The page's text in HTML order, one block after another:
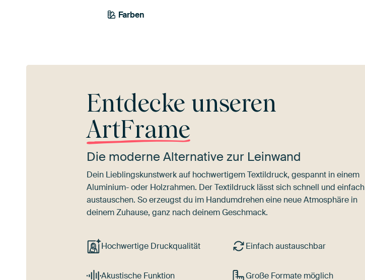
Farben
Taupe
Entdecke unseren
ArtFrame
Die moderne Alternative zur Leinwand
Dein Lieblingskunstwerk auf hochwertigem Textildruck, gespannt in einem
Aluminium- oder Holzrahmen. Der Textildruck lässt sich schnell und einfach
austauschen. So erzeugst du im Handumdrehen eine neue Atmosphäre in
deinem Zuhause, ganz nach deinem Geschmack.
Hochwertige Druckqualität Einfach austauschbar
Akustische Funktion Große Formate möglich